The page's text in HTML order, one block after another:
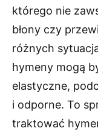
którego nie
błony czy
różnych
hymeny mogą
elastyczne,
i odporne. To
traktować